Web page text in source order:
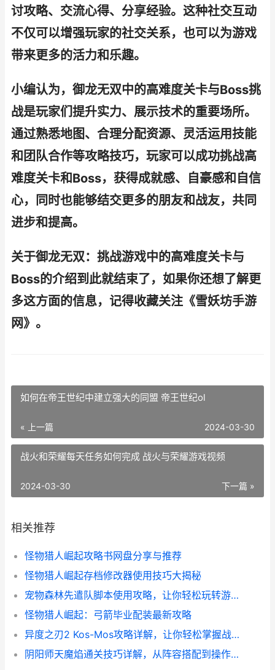
讨攻略、交流心得、分享经验。这种社交互动
不仅可以增强玩家的社交关系，也可以为游戏
带来更多的活力和乐趣。
小编认为，御龙无双中的高难度关卡与Boss挑
战是玩家们提升实力、展示技术的重要场所。
通过熟悉地图、合理分配资源、灵活运用技能
和团队合作等攻略技巧，玩家可以成功挑战高
难度关卡和Boss，获得成就感、自豪感和自信
心，同时也能够结交更多的朋友和战友，共同
进步和提高。
关于御龙无双：挑战游戏中的高难度关卡与
Boss的介绍到此就结束了，如果你还想了解更
多这方面的信息，记得收藏关注《雪妖坊手游
网》。
如何在帝王世纪中建立强大的同盟 帝王世纪ol
« 上一篇 2024-03-30
战火和荣耀每天任务如何完成 战火与荣耀游戏视频
下一篇 »
2024-03-30
相关推荐
怪物猎人崛起攻略书网盘分享与推荐
怪物猎人崛起存档修改器使用技巧大揭秘
宠物森林先遣队脚本使用攻略，让你轻松玩转游戏！
怪物猎人崛起：弓箭毕业配装最新攻略
异度之刃2 Kos-Mos攻略详解，让你轻松掌握战斗技巧
阴阳师天魔焰通关技巧详解，从阵容搭配到操作心得全都有！